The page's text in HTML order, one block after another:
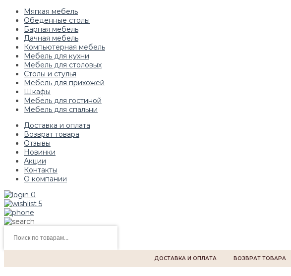
Мягкая мебель
Обеденные столы
Барная мебель
Дачная мебель
Компьютерная мебель
Мебель для кухни
Мебель для столовых
Столы и стулья
Мебель для прихожей
Шкафы
Мебель для гостиной
Мебель для спальни
Доставка и оплата
Возврат товара
Отзывы
Новинки
Акции
Контакты
О компании
0
5
товаров
ДОСТАВКА И ОПЛАТА ВОЗВРАТ ТОВАРА